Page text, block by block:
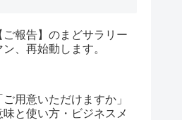
ご報告】のまどサラリー
ン、再始動します。
ご用意いただけますか」
味と使い方・ビジネスメ